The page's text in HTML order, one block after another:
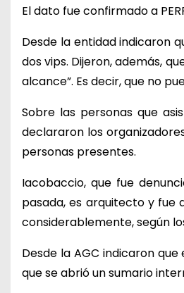
El dato fue confirmado a
Desde la entidad indicaron
dos vips. Dijeron, además,
alcance”. Es decir, que no
Sobre las personas que
declararon los
personas presentes.
Iacobaccio, que fue
pasada, es arquitecto y fue
considerablemente, según
Desde la AGC indicaron
que se abrió un sumario